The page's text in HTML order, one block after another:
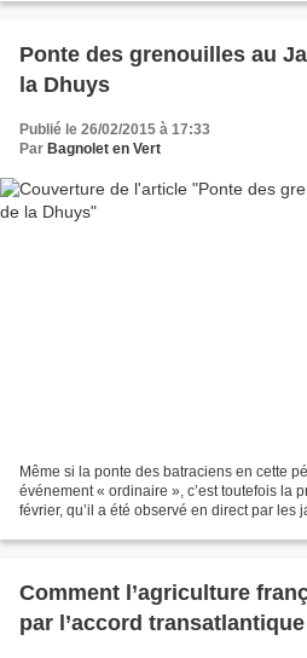
Ponte des grenouilles au
la Dhuys
Publié le 26/02/2015 à 17:33
Par Bagnolet en Vert
Même si la ponte des batraciens en cette
événement « ordinaire », c’est toutefois la
février, qu’il a été observé en direct par les
Comment l’agriculture
par l’accord transatlantique